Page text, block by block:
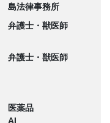
島法律事務所
弁護士・獣医師
弁護士・獣医師
医薬品
AI